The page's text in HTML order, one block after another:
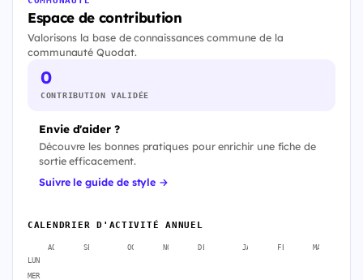
Espace de contribution
Valorisons la base de connaissances commune de la
communauté Quodat.
0
CONTRIBUTION VALIDÉE
Envie d'aider ?
Découvre les bonnes pratiques pour enrichir une fiche de
sortie efficacement.
Suivre le guide de style →
CALENDRIER D'ACTIVITÉ ANNUEL
AOÛT SEPT. OCT. NOV. DÉC. JANV. FÉVR. MARS
LUN
MER